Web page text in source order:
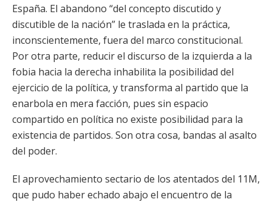
España. El abandono “del concepto discutido y
discutible de la nación” le traslada en la práctica,
inconscientemente, fuera del marco constitucional.
Por otra parte, reducir el discurso de la izquierda a la
fobia hacia la derecha inhabilita la posibilidad del
ejercicio de la política, y transforma al partido que la
enarbola en mera facción, pues sin espacio
compartido en política no existe posibilidad para la
existencia de partidos. Son otra cosa, bandas al asalto
del poder.
El aprovechamiento sectario de los atentados del 11M,
que pudo haber echado abajo el encuentro de la